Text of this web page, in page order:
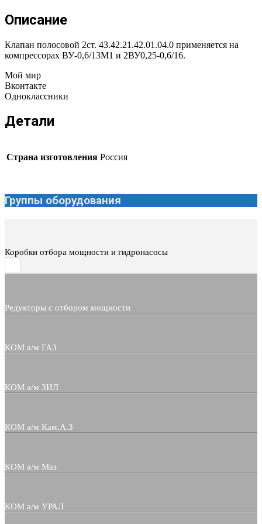
Описание
Клапан полосовой 2ст. 43.42.21.42.01.04.0 применяется на
компрессорах ВУ-0,6/13М1 и 2ВУ0,25-0,6/16.
Мой мир
Вконтакте
Одноклассники
Детали
Страна изготовления Россия
Группы оборудования
Коробки отбора мощности и гидронасосы
Редукторы с отбором мощности
КОМ а/м ГАЗ
КОМ а/м ЗИЛ
КОМ а/м Кам.А.З
КОМ а/м Маз
КОМ а/м УРАЛ